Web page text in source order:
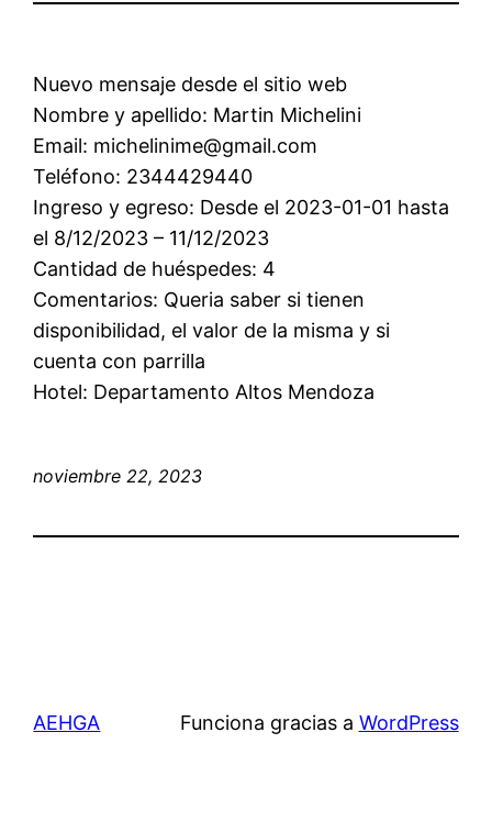
Nuevo mensaje desde el sitio web
Nombre y apellido: Martin Michelini
Email: michelinime@gmail.com
Teléfono: 2344429440
Ingreso y egreso: Desde el 2023-01-01 hasta
el 8/12/2023 – 11/12/2023
Cantidad de huéspedes: 4
Comentarios: Queria saber si tienen
disponibilidad, el valor de la misma y si
cuenta con parrilla
Hotel: Departamento Altos Mendoza
noviembre 22, 2023
AEHGA Funciona gracias a WordPress